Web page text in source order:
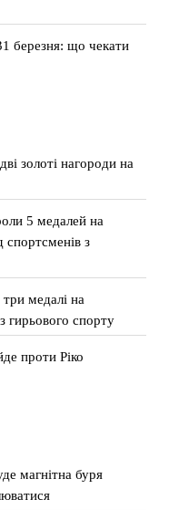
березня: що чекати
золоті нагороди на
5 медалей на
спортсменів з
медалі на
гирьового спорту
проти Ріко
магнітна буря